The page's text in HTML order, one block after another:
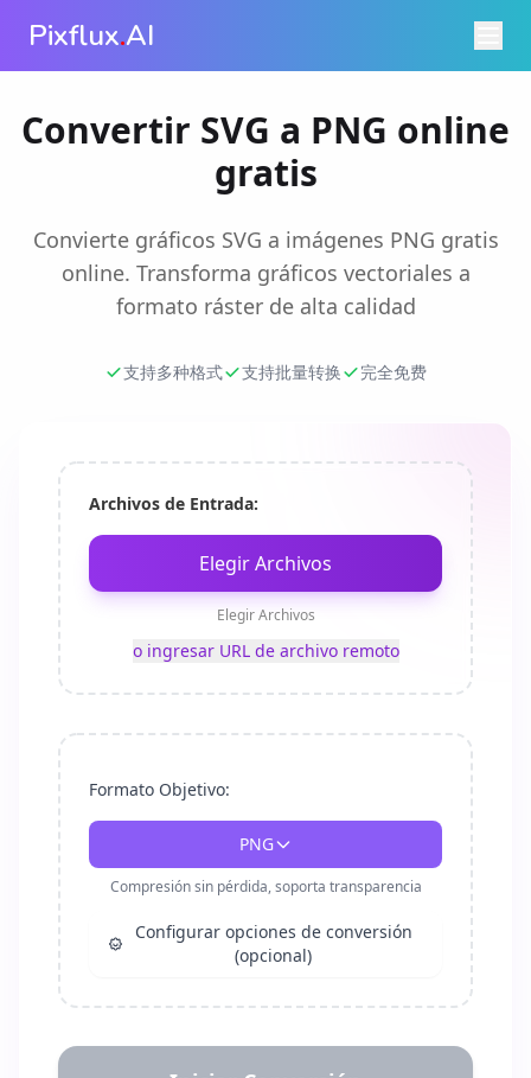
Pixflux.AI
Convertir SVG a PNG online
gratis
Convierte gráficos SVG a imágenes PNG gratis
online. Transforma gráficos vectoriales a
formato ráster de alta calidad
支持多种格式 支持批量转换 完全免费
Archivos de Entrada:
Elegir Archivos
Elegir Archivos
o ingresar URL de archivo remoto
Formato Objetivo:
PNG
Compresión sin pérdida, soporta transparencia
Configurar opciones de conversión
(opcional)